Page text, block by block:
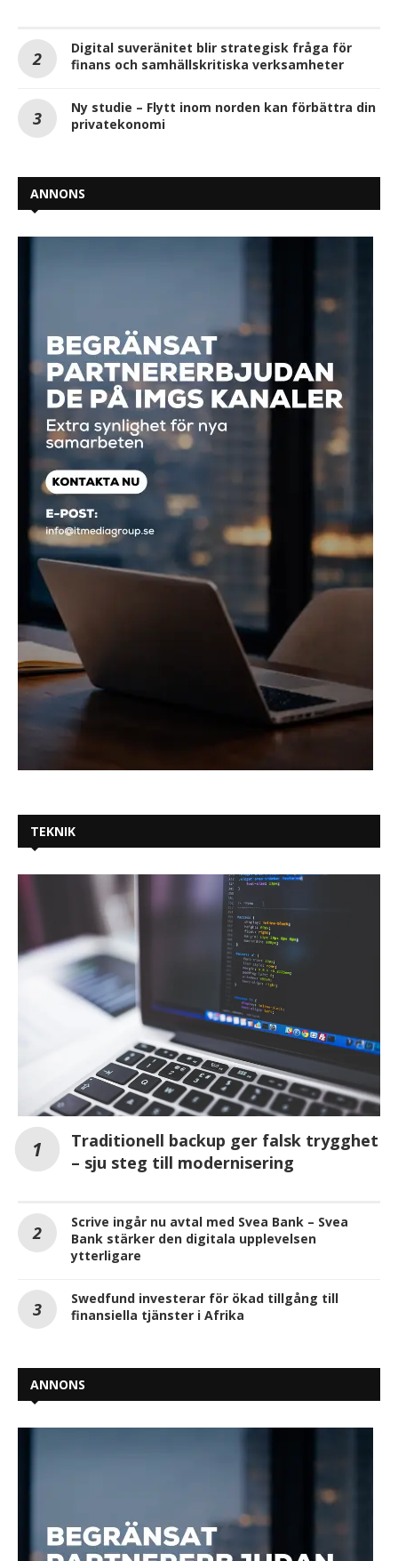
Digital suveränitet blir strategisk fråga för
finans och samhällskritiska verksamheter
Ny studie – Flytt inom norden kan förbättra din
privatekonomi
ANNONS
TEKNIK
Traditionell backup ger falsk trygghet
– sju steg till modernisering
Scrive ingår nu avtal med Svea Bank – Svea
Bank stärker den digitala upplevelsen
ytterligare
Swedfund investerar för ökad tillgång till
finansiella tjänster i Afrika
ANNONS